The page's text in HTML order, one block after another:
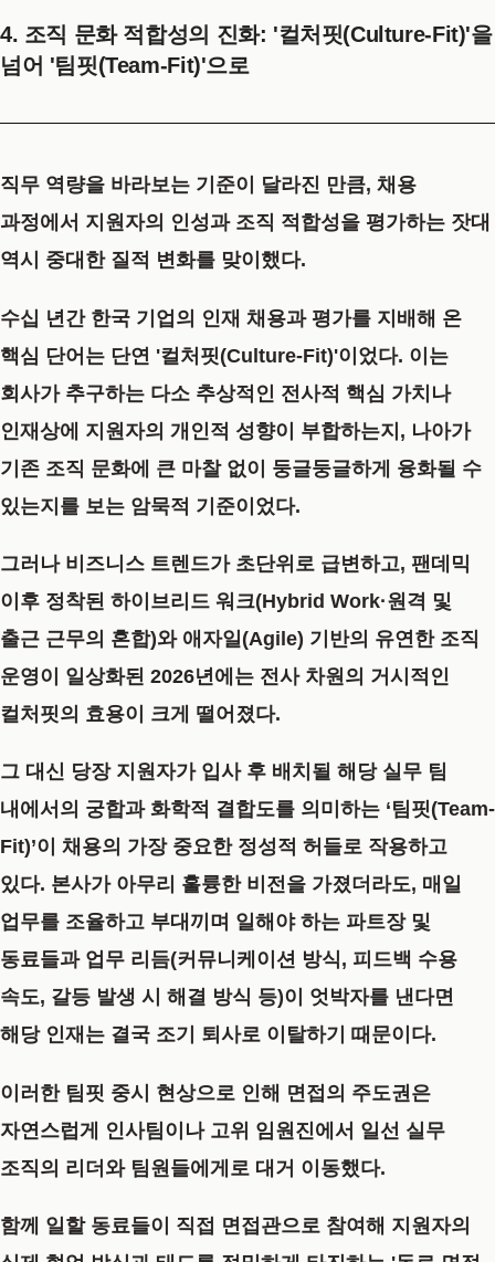
4. 조직 문화 적합성의 진화: '컬처핏(Culture-Fit)'을
넘어 '팀핏(Team-Fit)'으로
직무 역량을 바라보는 기준이 달라진 만큼, 채용
과정에서 지원자의 인성과 조직 적합성을 평가하는 잣대
역시 중대한 질적 변화를 맞이했다.
수십 년간 한국 기업의 인재 채용과 평가를 지배해 온
핵심 단어는 단연 '컬처핏(Culture-Fit)'이었다. 이는
회사가 추구하는 다소 추상적인 전사적 핵심 가치나
인재상에 지원자의 개인적 성향이 부합하는지, 나아가
기존 조직 문화에 큰 마찰 없이 둥글둥글하게 융화될 수
있는지를 보는 암묵적 기준이었다.
그러나 비즈니스 트렌드가 초단위로 급변하고, 팬데믹
이후 정착된 하이브리드 워크(Hybrid Work·원격 및
출근 근무의 혼합)와 애자일(Agile) 기반의 유연한 조직
운영이 일상화된 2026년에는 전사 차원의 거시적인
컬처핏의 효용이 크게 떨어졌다.
그 대신 당장 지원자가 입사 후 배치될 해당 실무 팀
내에서의 궁합과 화학적 결합도를 의미하는 ‘팀핏(Team-
Fit)’이 채용의 가장 중요한 정성적 허들로 작용하고
있다. 본사가 아무리 훌륭한 비전을 가졌더라도, 매일
업무를 조율하고 부대끼며 일해야 하는 파트장 및
동료들과 업무 리듬(커뮤니케이션 방식, 피드백 수용
속도, 갈등 발생 시 해결 방식 등)이 엇박자를 낸다면
해당 인재는 결국 조기 퇴사로 이탈하기 때문이다.
이러한 팀핏 중시 현상으로 인해 면접의 주도권은
자연스럽게 인사팀이나 고위 임원진에서 일선 실무
조직의 리더와 팀원들에게로 대거 이동했다.
함께 일할 동료들이 직접 면접관으로 참여해 지원자의